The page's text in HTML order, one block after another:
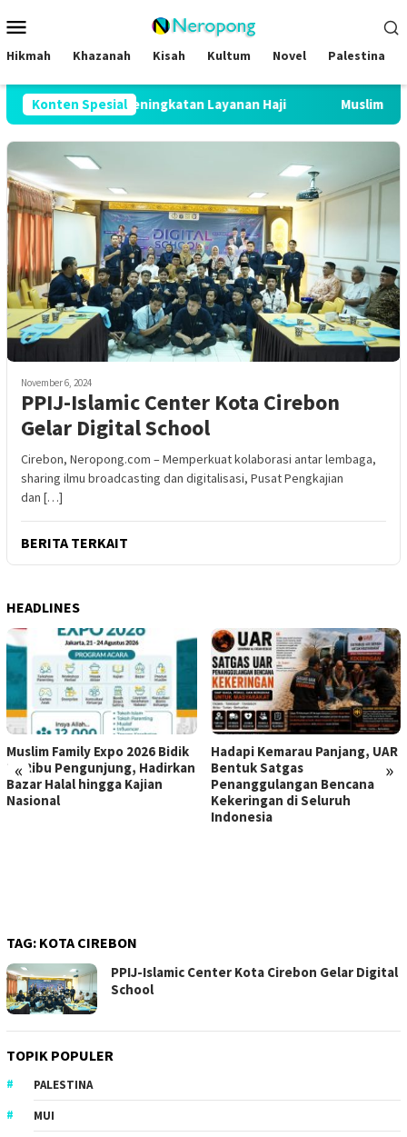
ke
kontenMobile
Hikmah Khazanah Kisah Kultum Novel Palestina
Konten Spesial
Buktikan Peningkatan Layanan Haji Muslim Family
November 6, 2024
PPIJ-Islamic Center Kota Cirebon
Gelar Digital School
Cirebon, Neropong.com – Memperkuat kolaborasi antar lembaga,
sharing ilmu broadcasting dan digitalisasi, Pusat Pengkajian
dan […]
BERITA TERKAIT
HEADLINES
« »
Muslim Family Expo 2026 Bidik
12 Ribu Pengunjung, Hadirkan
Bazar Halal hingga Kajian
Nasional
Hadapi Kemarau Panjang, UAR
Bentuk Satgas
Penanggulangan Bencana
Kekeringan di Seluruh
Indonesia
TAG: KOTA CIREBON
PPIJ-Islamic Center Kota Cirebon Gelar Digital
School
TOPIK POPULER
PALESTINA
MUI